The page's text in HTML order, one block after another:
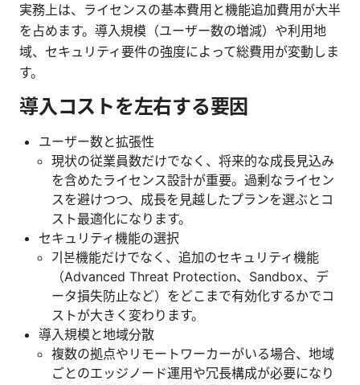
実務上は、ライセンスの基本費用と機能追加費用が大半
を占めます。導入規模（ユーザー数の増減）や利用地
域、セキュリティ要件の強度によって総費用が変動しま
す。
導入コストを左右する要因
ユーザー数と拡張性
現状の従業員数だけでなく、将来的な成長見込み
を含めたライセンス設計が重要。過剰なライセン
スを避けつつ、成長を見越したプランを選ぶとコ
スト最適化になります。
セキュリティ機能の選択
기본機能だけでなく、追加のセキュリティ機能
（Advanced Threat Protection、Sandbox、デ
ータ損失防止など）をどこまで有効化するかでコ
ストが大きく変わります。
導入規模と地域分散
複数の拠点やリモートワーカーがいる場合、地域
ごとのエッジノード運用や冗長構成が必要になり